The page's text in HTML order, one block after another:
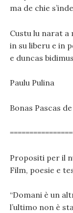
ma de chie
Custu lu narat a
in su liberu e in
e duncas
Paulu Pulina
Bonas Pascas
Propositi per il
Film, poesie e
“Domani è un
l’ultimo non è